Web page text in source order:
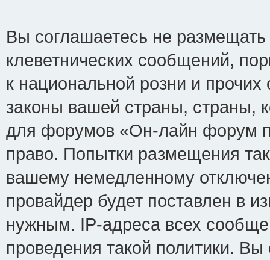
Вы соглашаетесь не
клеветнических сообщений,
к национальной розни и
законы вашей страны, страны,
для форумов «Он-лайн форум
право. Попытки размещения
вашему немедленному
провайдер будет поставлен в
нужным. IP-адреса всех
проведения такой политики.